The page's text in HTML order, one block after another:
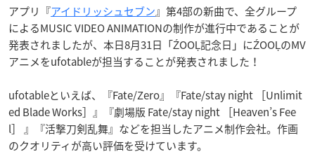
アプリ『アイドリッシュセブン』第4部の新曲で、全グループ
によるMUSIC VIDEO ANIMATIONの制作が進行中であることが
発表されましたが、本日8月31日「ŹOOĻ記念日」にŹOOĻのMV
アニメをufotableが担当することが発表されました！
ufotableといえば、『Fate/Zero』『Fate/stay night ［Unlimit
ed Blade Works］』『劇場版 Fate/stay night ［Heaven’s Fee
l］ 』『活撃刀剣乱舞』などを担当したアニメ制作会社。作画
のクオリティが高い評価を受けています。